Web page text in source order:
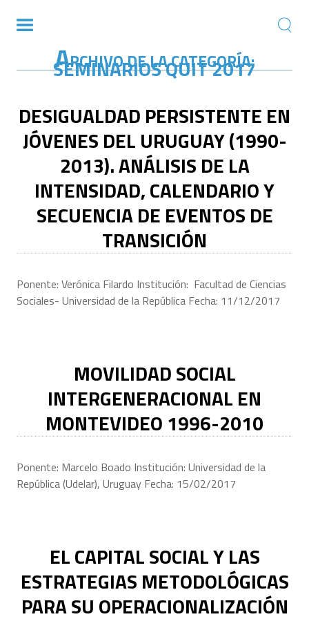
ARCHIVO DE LA CATEGORÍA:
SEMINARIOS QUIT 2017
DESIGUALDAD PERSISTENTE EN
JÓVENES DEL URUGUAY (1990-
2013). ANÁLISIS DE LA
INTENSIDAD, CALENDARIO Y
SECUENCIA DE EVENTOS DE
TRANSICIÓN
Ponente: Verónica Filardo Institución: Facultad de Ciencias
Sociales- Universidad de la República Fecha: 11/12/2017
MOVILIDAD SOCIAL
INTERGENERACIONAL EN
MONTEVIDEO 1996-2010
Ponente: Marcelo Boado Institución: Universidad de la
República (Udelar), Uruguay Fecha: 15/02/2017
EL CAPITAL SOCIAL Y LAS
ESTRATEGIAS METODOLÓGICAS
PARA SU OPERACIONALIZACIÓN